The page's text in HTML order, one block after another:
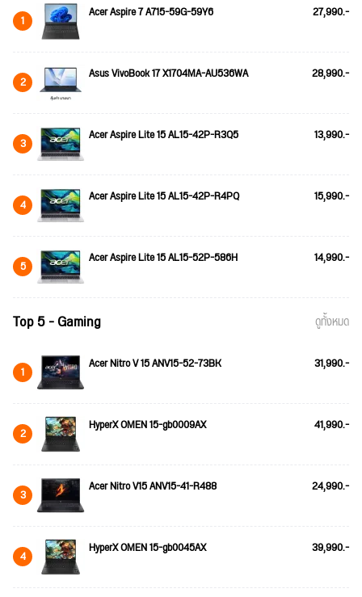
1 Acer Aspire 7 A715-59G-59Y6 27,990.-
2 Asus VivoBook 17 X1704MA-AU536WA 28,990.-
3 Acer Aspire Lite 15 AL15-42P-R3Q5 13,990.-
4 Acer Aspire Lite 15 AL15-42P-R4PQ 15,990.-
5 Acer Aspire Lite 15 AL15-52P-586H 14,990.-
Top 5 - Gaming ดูทั้งหมด
1 Acer Nitro V 15 ANV15-52-73BK 31,990.-
2 HyperX OMEN 15-gb0009AX 41,990.-
3 Acer Nitro V15 ANV15-41-R488 24,990.-
4 HyperX OMEN 15-gb0045AX 39,990.-